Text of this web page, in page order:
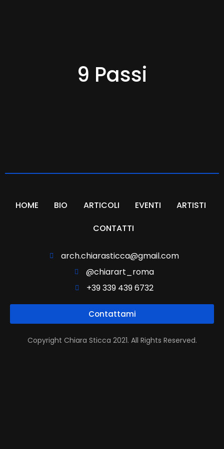
9 Passi
HOME BIO ARTICOLI EVENTI
ARTISTI
CONTATTI
arch.chiarasticca@gmail.com
@chiarart_roma
+39 339 439 6732
Contattami
Copyright Chiara Sticca 2021. All Rights Reserved.